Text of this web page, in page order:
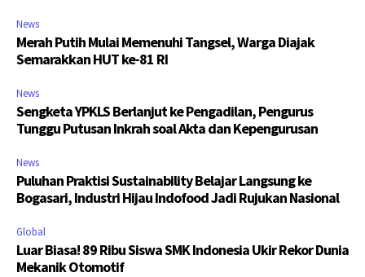
News
Merah Putih Mulai Memenuhi Tangsel, Warga Diajak
Semarakkan HUT ke-81 RI
News
Sengketa YPKLS Berlanjut ke Pengadilan, Pengurus
Tunggu Putusan Inkrah soal Akta dan Kepengurusan
News
Puluhan Praktisi Sustainability Belajar Langsung ke
Bogasari, Industri Hijau Indofood Jadi Rujukan Nasional
Global
Luar Biasa! 89 Ribu Siswa SMK Indonesia Ukir Rekor Dunia
Mekanik Otomotif